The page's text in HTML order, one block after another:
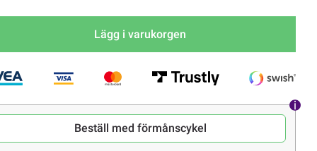
Lägg i varukorgen
Beställ med förmånscykel